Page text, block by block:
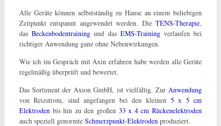
Alle Geräte können selbstständig zu Hause an einem beliebigen
Zeitpunkt entspannt angewendet werden. DieTENS-Therapie,
dasBeckenbodentraining und das EMS-Trainingverlaufen bei
richtiger Anwendung ganz ohne Nebenwirkungen.
Wie ich im Gespräch mit Axin erfahren habe werden alle Geräte
regelmäßig überprüft und bewertet.
Das Sortiment der Axion GmbH, ist vielfältig. Zur Anwendung
von Reizstrom, sind angefangen bei den kleinen 5 x 5 cm
Elektroden bis hin zu den großen 33 x 4 cm Rückenelektroden
auch speziell genormte Schmerzpunkt-Elektroden produziert.